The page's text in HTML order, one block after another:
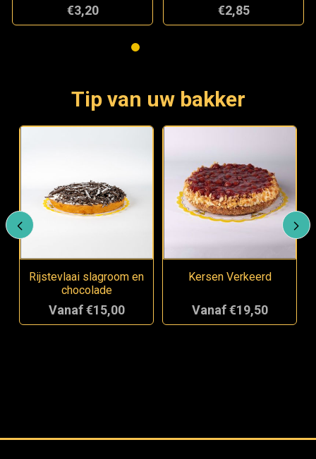
€3,20 €2,85
Tip van uw bakker
Rijstevlaai slagroom en
chocolade
Vanaf €15,00
Kersen Verkeerd
Vanaf €19,50